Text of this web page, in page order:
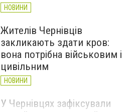
НОВИНИ
Жителів Чернівців
закликають здати кров:
вона потрібна військовим і
цивільним
НОВИНИ
У Чернівцях зафіксували